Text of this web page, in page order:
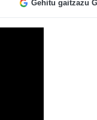
Gehitu gaitzazu